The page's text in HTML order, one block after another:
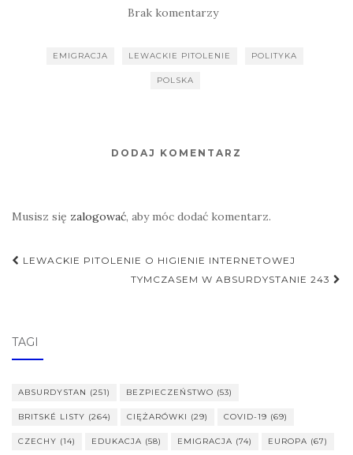
Brak komentarzy
EMIGRACJA LEWACKIE PITOLENIE POLITYKA
POLSKA
DODAJ KOMENTARZ
Musisz się zalogować, aby móc dodać komentarz.
Nawigacja
LEWACKIE PITOLENIE O HIGIENIE INTERNETOWEJ
TYMCZASEM W ABSURDYSTANIE 243
TAGI
ABSURDYSTAN (251) BEZPIECZEŃSTWO (53)
BRITSKÉ LISTY (264) CIĘŻARÓWKI (29) COVID-19 (69)
CZECHY (14) EDUKACJA (58) EMIGRACJA (74) EUROPA (67)